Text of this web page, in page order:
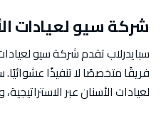
شركة سيو لعيادات
سبايدرلاب تقدم شركة سيو
فريقًا متخصصًا لا تنفيذًا
لعيادات الأسنان عبر